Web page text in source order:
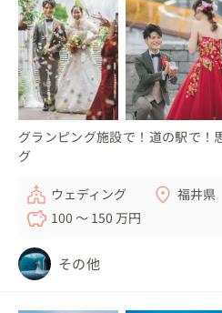
グランピング施設で！道の駅で！
グ
ウェディング
福井県
100 〜 150 万円
その他